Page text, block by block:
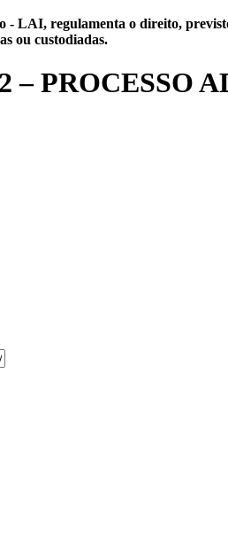
- LAI, regulamenta o direito,
ou custodiadas.
PROCESSO